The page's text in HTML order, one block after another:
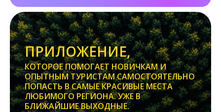
ПРИЛОЖЕНИЕ,
КОТОРОЕ ПОМОГАЕТ НОВИЧКАМ И
ОПЫТНЫМ ТУРИСТАМ САМОСТОЯТЕЛЬНО
ПОПАСТЬ В САМЫЕ КРАСИВЫЕ МЕСТА
ЛЮБИМОГО РЕГИОНА. УЖЕ В
БЛИЖАЙШИЕ ВЫХОДНЫЕ.